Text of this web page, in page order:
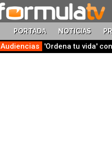
PORTADA NOTICIAS
Audiencias 'Ordena tu vida'